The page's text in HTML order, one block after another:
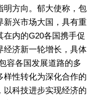
明方向。郁大使称，包
新兴市场大国，具有重
内的G20各国携手促
经济新一轮增长，具体
容各国发展道路的多
样性转化为深化合作的
以科技进步实现经济的